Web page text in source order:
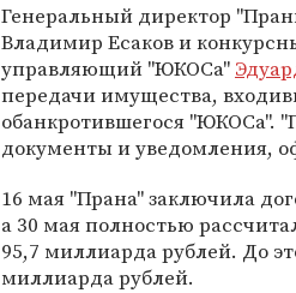
Генеральный директор
Владимир Есаков и
управляющий "ЮКОСа"
передачи имущества,
обанкротившегося "ЮКОСа".
документы и уведомления,
16 мая "Прана" заключила
а 30 мая полностью
95,7 миллиарда рублей. До
миллиарда рублей.